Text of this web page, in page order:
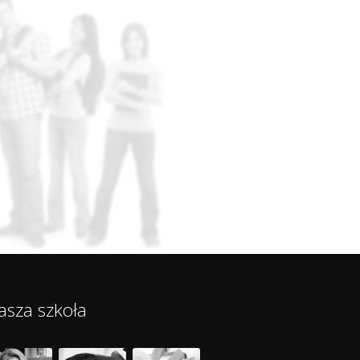
szkoła